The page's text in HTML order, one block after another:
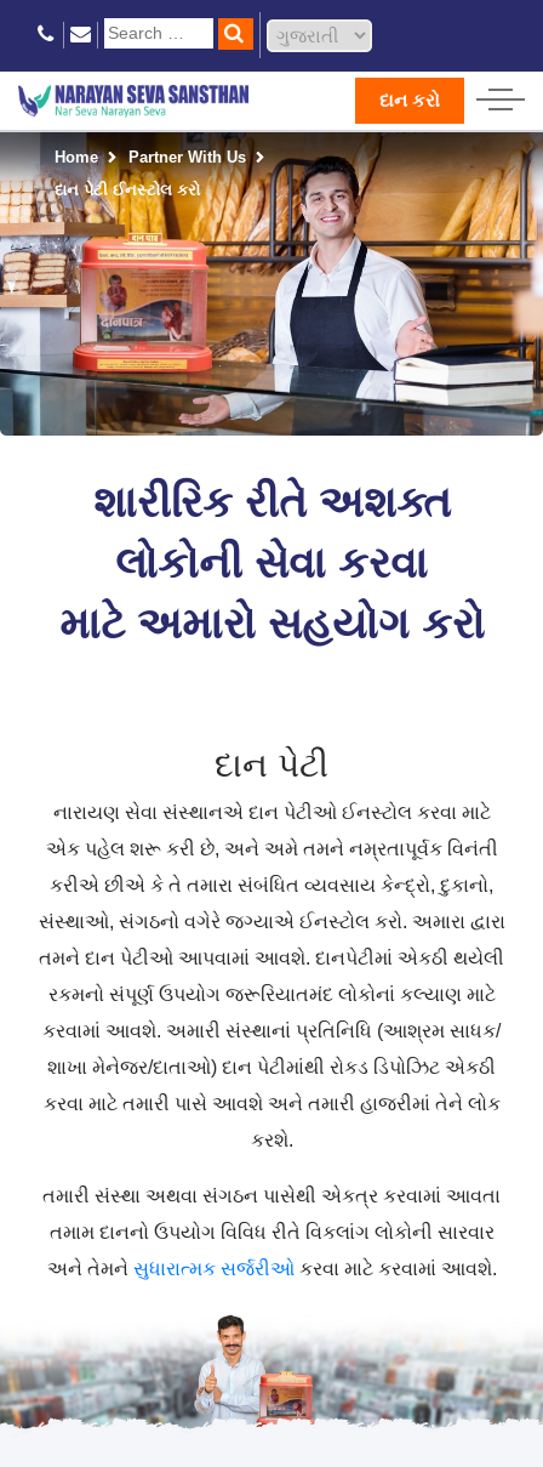
દાન કરો
Home
Partner With Us
દાન પેટી ઈનસ્ટોલ કરો
શારીરિક રીતે અશક્ત
લોકોની સેવા કરવા
માટે અમારો સહયોગ કરો
દાન પેટી
નારાયણ સેવા સંસ્થાનએ દાન પેટીઓ ઈનસ્ટોલ કરવા માટે
એક પહેલ શરૂ કરી છે, અને અમે તમને નમ્રતાપૂર્વક વિનંતી
કરીએ છીએ કે તે તમારા સંબંધિત વ્યવસાય કેન્દ્રો, દુકાનો,
સંસ્થાઓ, સંગઠનો વગેરે જગ્યાએ ઈનસ્ટોલ કરો. અમારા દ્વારા
તમને દાન પેટીઓ આપવામાં આવશે. દાનપેટીમાં એકઠી થયેલી
રકમનો સંપૂર્ણ ઉપયોગ જરૂરિયાતમંદ લોકોનાં કલ્યાણ માટે
કરવામાં આવશે. અમારી સંસ્થાનાં પ્રતિનિધિ (આશ્રમ સાધક/
શાખા મેનેજર/દાતાઓ) દાન પેટીમાંથી રોકડ ડિપોઝિટ એકઠી
કરવા માટે તમારી પાસે આવશે અને તમારી હાજરીમાં તેને લોક
કરશે.
તમારી સંસ્થા અથવા સંગઠન પાસેથી એકત્ર કરવામાં આવતા
તમામ દાનનો ઉપયોગ વિવિધ રીતે વિકલાંગ લોકોની સારવાર
અને તેમને સુધારાત્મક સર્જરીઓકરવા માટે કરવામાં આવશે.